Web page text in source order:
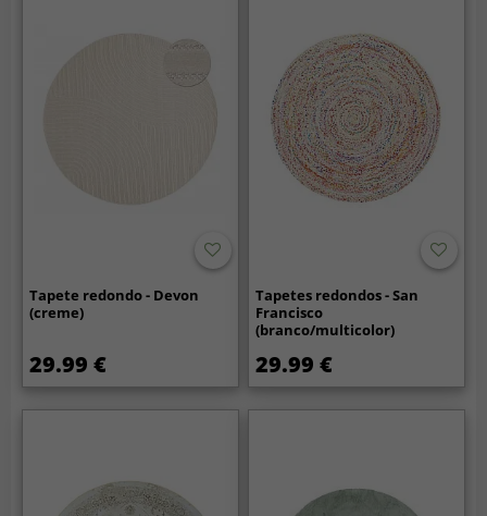
Tapete redondo - Devon
(creme)
29.99 €
Tapetes redondos - San
Francisco
(branco/multicolor)
29.99 €